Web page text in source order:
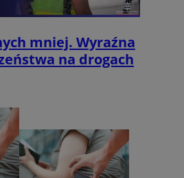
mniej. Wyraźna
na drogach